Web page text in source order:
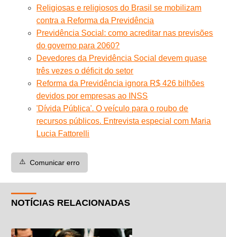
Religiosas e religiosos do Brasil se mobilizam
contra a Reforma da Previdência
Previdência Social: como acreditar nas previsões
do governo para 2060?
Devedores da Previdência Social devem quase
três vezes o déficit do setor
Reforma da Previdência ignora R$ 426 bilhões
devidos por empresas ao INSS
'Dívida Pública'. O veículo para o roubo de
recursos públicos. Entrevista especial com Maria
Lucia Fattorelli
⚠️ Comunicar erro
NOTÍCIAS RELACIONADAS